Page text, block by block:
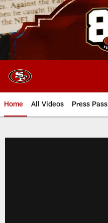
Skip
to
main
content
Home All Videos Press Pass